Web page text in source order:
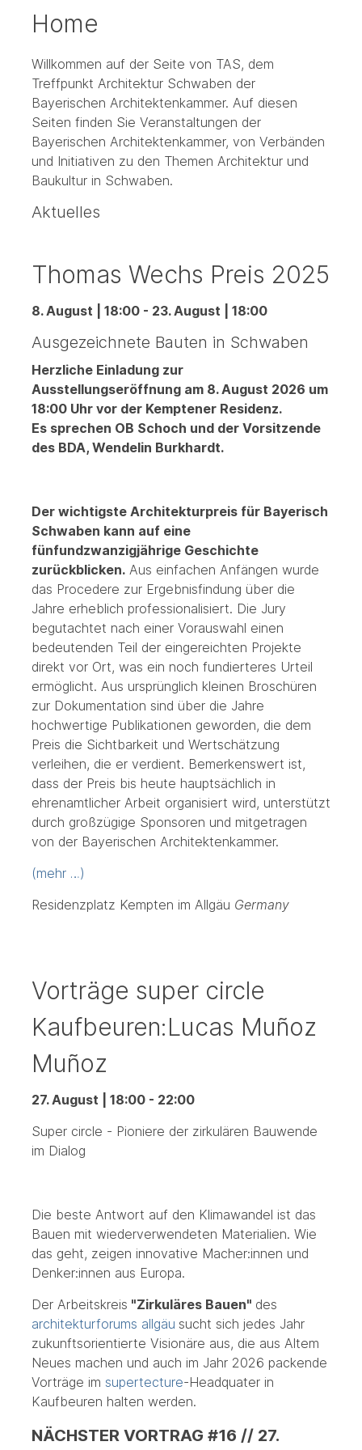
Home
Willkommen auf der Seite von TAS, dem
Treffpunkt Architektur Schwaben der
Bayerischen Architektenkammer. Auf diesen
Seiten finden Sie Veranstaltungen der
Bayerischen Architektenkammer, von Verbänden
und Initiativen zu den Themen Architektur und
Baukultur in Schwaben.
Aktuelles
Thomas Wechs Preis 2025
8. August | 18:00- 23. August | 18:00
Ausgezeichnete Bauten in Schwaben
Herzliche Einladung zur
Ausstellungseröffnung am 8. August 2026 um
18:00 Uhr vor der Kemptener Residenz.
Es sprechen OB Schoch und der Vorsitzende
des BDA, Wendelin Burkhardt.
Der wichtigste Architekturpreis für Bayerisch
Schwaben kann auf eine
fünfundzwanzigjährige Geschichte
zurückblicken.Aus einfachen Anfängen wurde
das Procedere zur Ergebnisfindung über die
Jahre erheblich professionalisiert. Die Jury
begutachtet nach einer Vorauswahl einen
bedeutenden Teil der eingereichten Projekte
direkt vor Ort, was ein noch fundierteres Urteil
ermöglicht. Aus ursprünglich kleinen Broschüren
zur Dokumentation sind über die Jahre
hochwertige Publikationen geworden, die dem
Preis die Sichtbarkeit und Wertschätzung
verleihen, die er verdient. Bemerkenswert ist,
dass der Preis bis heute hauptsächlich in
ehrenamtlicher Arbeit organisiert wird, unterstützt
durch großzügige Sponsoren und mitgetragen
von der Bayerischen Architektenkammer.
(mehr …)
Residenzplatz Kempten im Allgäu Germany
Vorträge super circle
Kaufbeuren:Lucas Muñoz
Muñoz
27. August | 18:00- 22:00
Super circle - Pioniere der zirkulären Bauwende
im Dialog
Die beste Antwort auf den Klimawandel ist das
Bauen mit wiederverwendeten Materialien. Wie
das geht, zeigen innovative Macher:innen und
Denker:innen aus Europa.
Der Arbeitskreis "Zirkuläres Bauen" des
architekturforums allgäu sucht sich jedes Jahr
zukunftsorientierte Visionäre aus, die aus Altem
Neues machen und auch im Jahr 2026 packende
Vorträge im supertecture-Headquater in
Kaufbeuren halten werden.
NÄCHSTER VORTRAG #16 // 27.